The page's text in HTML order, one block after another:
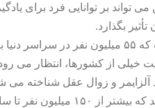
تواند بر توانایی فرد برای
بگذارد.
آمارهای جدید نشان داده است که ۵۵
از کشورها، انتظار می رود